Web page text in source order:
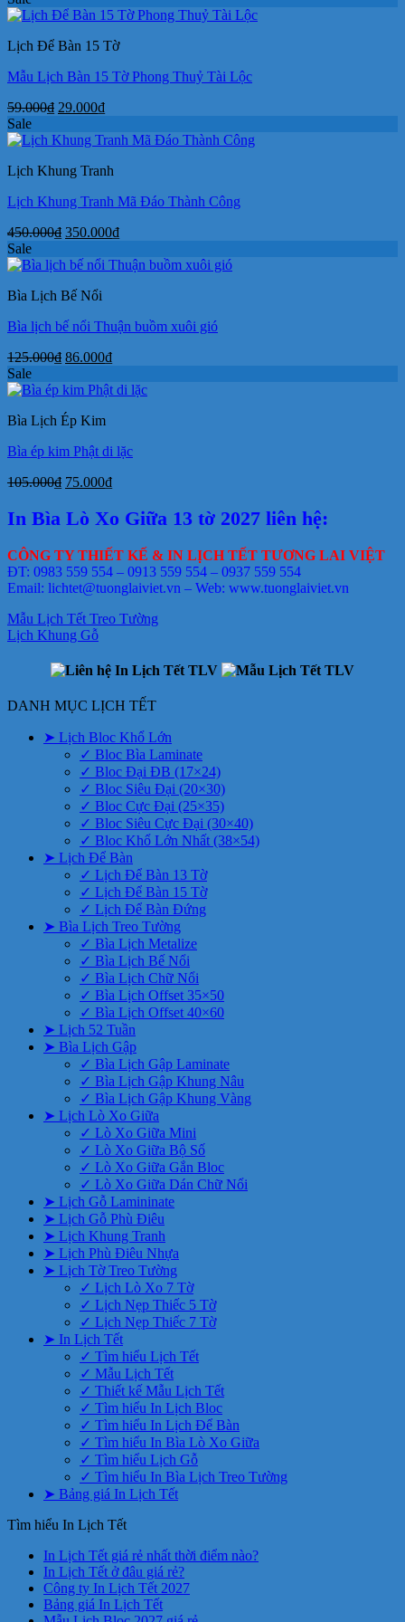
là:
tại
115.000₫.
Lịch Để Bàn 15 Tờ
Mẫu Lịch Bàn 15 Tờ Phong Thuỷ Tài Lộc
59.000₫ Giá
là:
29.000₫Giá
tại
29.000₫.
Sale
Lịch Khung Tranh
Lịch Khung Tranh Mã Đáo Thành Công
450.000₫ Giá
là:
350.000₫Giá
tại
Sale
Bìa Lịch Bế Nổi
Bìa lịch bế nổi Thuận buồm xuôi gió
125.000₫ Giá
là:
86.000₫Giá
tại
Sale
Bìa Lịch Ép Kim
Bìa ép kim Phật di lặc
105.000₫ Giá
là:
75.000₫Giá
tại
75.000₫.
In Bìa Lò Xo Giữa 13 tờ 2027 liên hệ:
CÔNG TY THIẾT KẾ & IN LỊCH TẾT TƯƠNG LAI VIỆT
ĐT: 0983 559 554 – 0913 559 554 – 0937 559 554
Email: lichtet@tuonglaiviet.vn – Web: www.tuonglaiviet.vn
Mẫu Lịch Tết Treo Tường
Lịch Khung Gỗ
DANH MỤC LỊCH TẾT
➤ Lịch Bloc Khổ Lớn
✓ Bloc Bìa Laminate
✓ Bloc Đại ĐB (17×24)
✓ Bloc Siêu Đại (20×30)
✓ Bloc Cực Đại (25×35)
✓ Bloc Siêu Cực Đại (30×40)
✓ Bloc Khổ Lớn Nhất (38×54)
➤ Lịch Để Bàn
✓ Lịch Để Bàn 13 Tờ
✓ Lịch Để Bàn 15 Tờ
✓ Lịch Để Bàn Đứng
➤ Bìa Lịch Treo Tường
✓ Bìa Lịch Metalize
✓ Bìa Lịch Bế Nổi
✓ Bìa Lịch Chữ Nổi
✓ Bìa Lịch Offset 35×50
✓ Bìa Lịch Offset 40×60
➤ Lịch 52 Tuần
➤ Bìa Lịch Gập
✓ Bìa Lịch Gập Laminate
✓ Bìa Lịch Gập Khung Nâu
✓ Bìa Lịch Gập Khung Vàng
➤ Lịch Lò Xo Giữa
✓ Lò Xo Giữa Mini
✓ Lò Xo Giữa Bộ Số
✓ Lò Xo Giữa Gắn Bloc
✓ Lò Xo Giữa Dán Chữ Nổi
➤ Lịch Gỗ Lamininate
➤ Lịch Gỗ Phù Điêu
➤ Lịch Khung Tranh
➤ Lịch Phù Điêu Nhựa
➤ Lịch Tờ Treo Tường
✓ Lịch Lò Xo 7 Tờ
✓ Lịch Nẹp Thiếc 5 Tờ
✓ Lịch Nẹp Thiếc 7 Tờ
➤ In Lịch Tết
✓ Tìm hiểu Lịch Tết
✓ Mẫu Lịch Tết
✓ Thiết kế Mẫu Lịch Tết
✓ Tìm hiểu In Lịch Bloc
✓ Tìm hiểu In Lịch Để Bàn
✓ Tìm hiểu In Bìa Lò Xo Giữa
✓ Tìm hiểu Lịch Gỗ
✓ Tìm hiểu In Bìa Lịch Treo Tường
➤ Bảng giá In Lịch Tết
Tìm hiểu In Lịch Tết
In Lịch Tết giá rẻ nhất thời điểm nào?Không
In Lịch Tết ở đâu giá rẻ?Không
có
Công ty In Lịch Tết 2027Không
Bảng giá In Lịch TếtKhông